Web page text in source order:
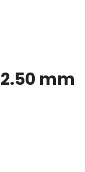
mm